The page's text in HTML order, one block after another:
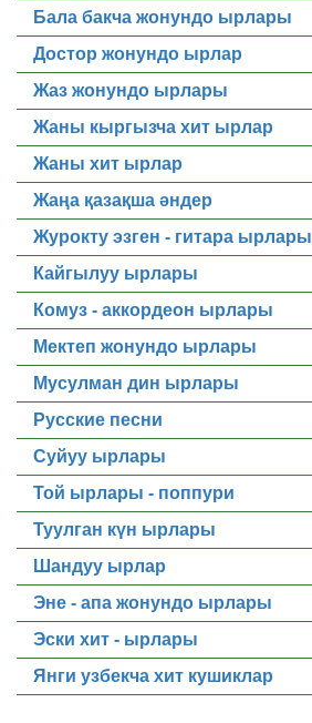
Бала бакча жонундо ырлары
Достор жонундо ырлар
Жаз жонундо ырлары
Жаны кыргызча хит ырлар
Жаны хит ырлар
Жаңа қазақша әндер
Журокту эзген - гитара ырлары
Кайгылуу ырлары
Комуз - аккордеон ырлары
Мектеп жонундо ырлары
Мусулман дин ырлары
Русские песни
Суйуу ырлары
Той ырлары - поппури
Туулган күн ырлары
Шандуу ырлар
Эне - апа жонундо ырлары
Эски хит - ырлары
Янги узбекча хит кушиклар